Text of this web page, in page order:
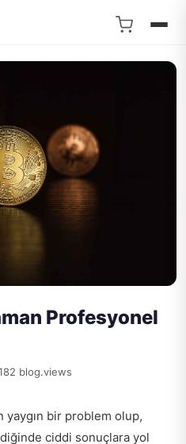
Profesyonel
blog.views
yaygın bir problem olup,
ciddi sonuçlara yol